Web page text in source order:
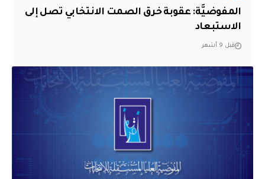
المفوضيَّة: عقوبة خرق الصمت الانتخابي تصل إلى
الاستبعاد
قبل 9 أشهر